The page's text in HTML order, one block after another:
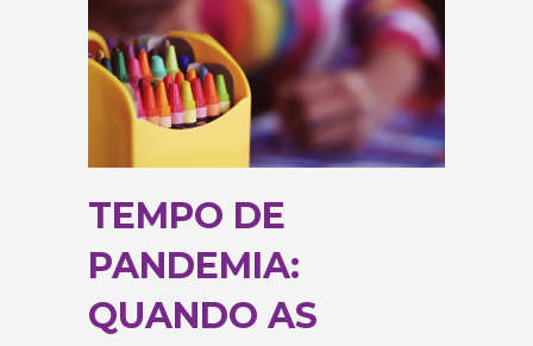
TEMPO DE
PANDEMIA:
QUANDO AS